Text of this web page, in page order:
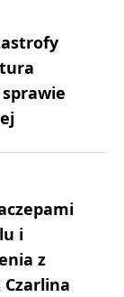
i
z
Czarlina